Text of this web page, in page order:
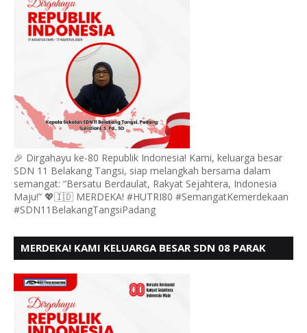
🎉 Dirgahayu ke-80 Republik Indonesia! Kami, keluarga besar
SDN 11 Belakang Tangsi, siap melangkah bersama dalam
semangat: “Bersatu Berdaulat, Rakyat Sejahtera, Indonesia
Maju!” 💖🇮🇩 MERDEKA! #HUTRI80 #SemangatKemerdekaan
#SDN11BelakangTangsiPadang
MERDEKA! KAMI KELUARGA BESAR SDN 08 PARAK
- 80,